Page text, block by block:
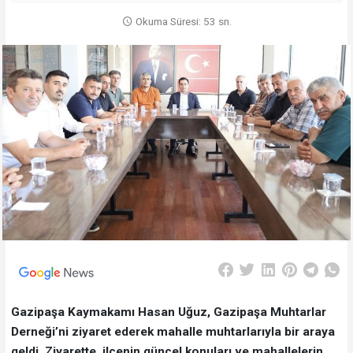
Okuma Süresi: 53 sn.
Gazipaşa Kaymakamı Hasan Uğuz, Gazipaşa Muhtarlar
Derneği’ni ziyaret ederek mahalle muhtarlarıyla bir araya